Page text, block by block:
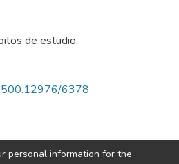
de estudio.
6378
personal information for the